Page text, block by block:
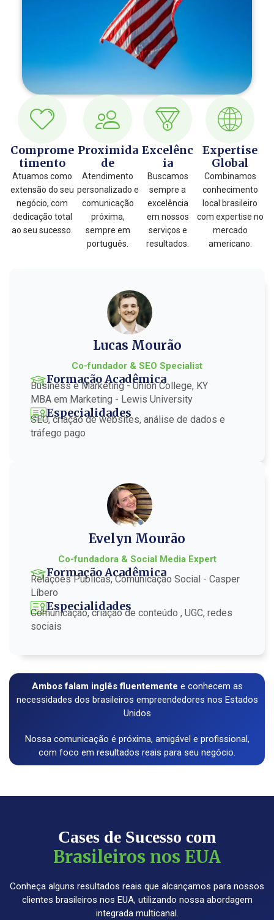
Comprome
timento
Atuamos como
extensão do seu
negócio, com
dedicação total
ao seu sucesso.
Proximida
de
Atendimento
personalizado e
comunicação
próxima,
sempre em
português.
Excelênc
ia
Buscamos
sempre a
excelência
em nossos
serviços e
resultados.
Expertise
Global
Combinamos
conhecimento
local brasileiro
com expertise no
mercado
americano.
Lucas Mourão
Co-fundador & SEO Specialist
Formação Acadêmica
Business e Marketing - Union College, KY
MBA em Marketing - Lewis University
Especialidades
SEO, criação de websites, análise de dados e
tráfego pago
Evelyn Mourão
Co-fundadora & Social Media Expert
Formação Acadêmica
Relações Públicas, Comunicação Social - Casper
Líbero
Especialidades
Comunicação, criação de conteúdo , UGC, redes
sociais
Ambos falam inglês fluentemente e conhecem as
necessidades dos brasileiros empreendedores nos Estados
Unidos
Nossa comunicação é próxima, amigável e profissional,
com foco em resultados reais para seu negócio.
Cases de Sucesso com
Brasileiros nos EUA
Conheça alguns resultados reais que alcançamos para nossos
clientes brasileiros nos EUA, utilizando nossa abordagem
integrada multicanal.